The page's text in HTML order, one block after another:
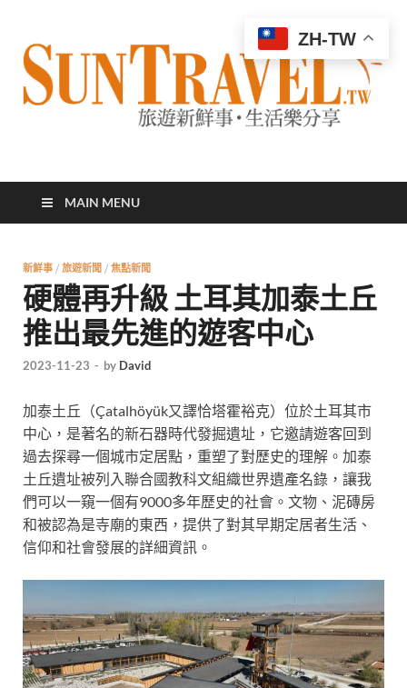
太陽網
MAIN MENU
新鮮事 / 旅遊新聞 / 焦點新聞
硬體再升級 土耳其加泰土丘
推出最先進的遊客中心
2023-11-23 - by David
加泰土丘（Çatalhöyük又譯恰塔霍裕克）位於土耳其市
中心，是著名的新石器時代發掘遺址，它邀請遊客回到
過去探尋一個城市定居點，重塑了對歷史的理解。加泰
土丘遺址被列入聯合國教科文組織世界遺產名錄，讓我
們可以一窺一個有9000多年歷史的社會。文物、泥磚房
和被認為是寺廟的東西，提供了對其早期定居者生活、
信仰和社會發展的詳細資訊。
ZH-TW